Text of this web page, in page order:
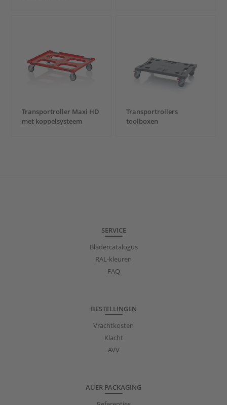
Transportroller Maxi HD
met koppelsysteem
Transportrollers
toolboxen
SERVICE
Bladercatalogus
RAL-kleuren
FAQ
BESTELLINGEN
Vrachtkosten
Klacht
AVV
AUER PACKAGING